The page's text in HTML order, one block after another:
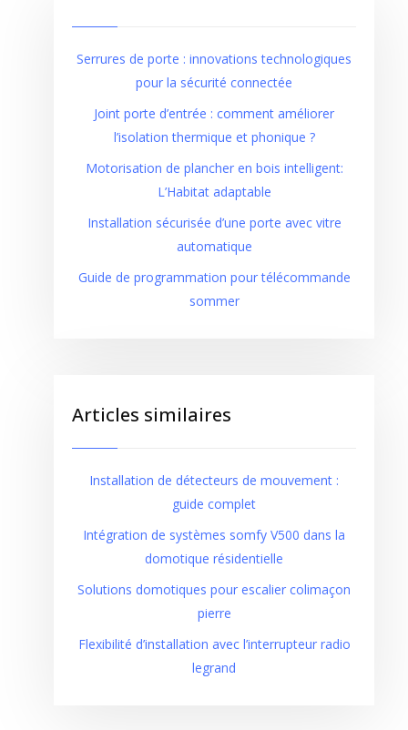
Serrures de porte : innovations technologiques
pour la sécurité connectée
Joint porte d’entrée : comment améliorer
l’isolation thermique et phonique ?
Motorisation de plancher en bois intelligent:
L’Habitat adaptable
Installation sécurisée d’une porte avec vitre
automatique
Guide de programmation pour télécommande
sommer
Articles similaires
Installation de détecteurs de mouvement :
guide complet
Intégration de systèmes somfy V500 dans la
domotique résidentielle
Solutions domotiques pour escalier colimaçon
pierre
Flexibilité d’installation avec l’interrupteur radio
legrand